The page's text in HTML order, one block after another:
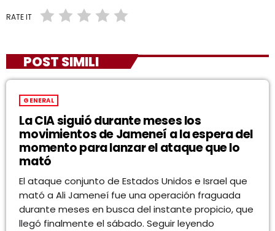
RATE IT
POST SIMILI
GENERAL
La CIA siguió durante meses los
movimientos de Jameneí a la espera del
momento para lanzar el ataque que lo
mató
El ataque conjunto de Estados Unidos e Israel que
mató a Ali Jameneí fue una operación fraguada
durante meses en busca del instante propicio, que
llegó finalmente el sábado. Seguir leyendo